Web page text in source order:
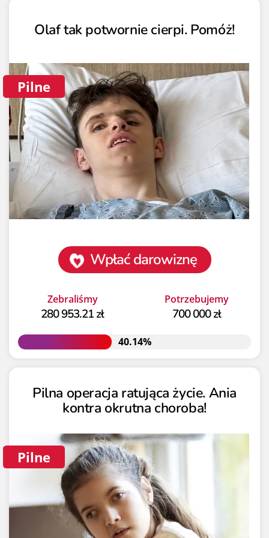
Olaf tak potwornie cierpi. Pomóż!
Pilne
Wpłać darowiznę
Zebraliśmy
280 953.21 zł
Potrzebujemy
700 000 zł
40.14%
40.14%
Pilna operacja ratująca życie. Ania
kontra okrutna choroba!
Pilne